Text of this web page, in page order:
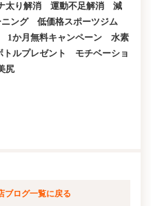
太り解消 運動不足解消 減
ング 低価格スポーツジム
1か月無料キャンペーン 水素
ルプレゼント モチベーショ
尻
ブログ一覧に戻る